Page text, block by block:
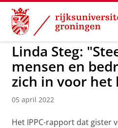
Skip
Content
Skip
Navigation
GMW
Linda Steg:
mensen en
zich in voor het
05 april 2022
Het IPPC-rapport dat gister